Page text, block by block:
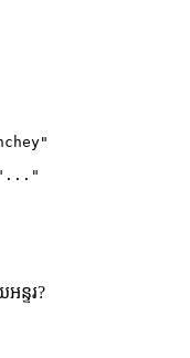
ន្ទរ?